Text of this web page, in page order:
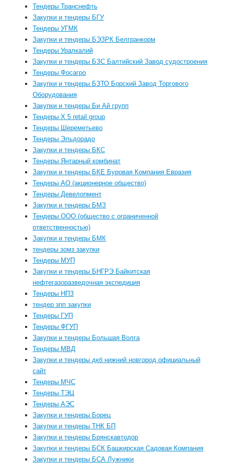
Тендеры Транснефть
Закупки и тендеры БГУ
Тендеры УГМК
Закупки и тендеры БЭЗРК Белгранкорм
Тендеры Уралкалий
Закупки и тендеры БЗС Балтийский Завод судостроения
Тендеры Фосагро
Закупки и тендеры БЗТО Борский Завод Торгового
Оборудования
Закупки и тендеры Би Ай групп
Тендеры Х 5 retail group
Тендеры Шереметьево
Тендеры Эльдорадо
Закупки и тендеры БКС
Тендеры Янтарный комбинат
Закупки и тендеры БКЕ Буровая Компания Евразия
Тендеры АО (акционерное общество)
Тендеры Девелопмент
Закупки и тендеры БМЗ
Тендеры ООО (общество с ограниченной
ответственностью)
Закупки и тендеры БМК
тендеры зомз закупки
Тендеры МУП
Закупки и тендеры БНГРЭ Байкитская
нефтегазоразведочная экспедиция
Тендеры НПЗ
тендер зпп закупки
Тендеры ГУП
Тендеры ФГУП
Закупки и тендеры Большая Волга
Тендеры МВД
Закупки и тендеры дкб нижний новгород официальный
сайт
Тендеры МЧС
Тендеры ТЭЦ
Тендеры АЭС
Закупки и тендеры Борец
Закупки и тендеры ТНК БП
Закупки и тендеры Брянскавтодор
Закупки и тендеры БСК Башкирская Садовая Компания
Закупки и тендеры БСА Лужники